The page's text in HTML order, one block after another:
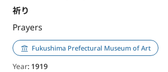
祈り
Prayers
Fukushima Prefectural Museum of Art
Year: 1919